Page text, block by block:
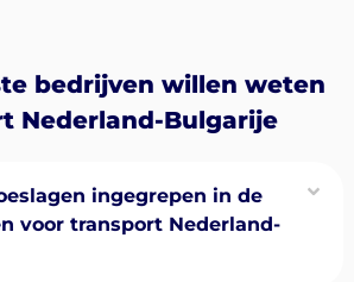
bedrijven willen weten
Nederland-Bulgarije
ingegrepen in de
voor transport Nederland-